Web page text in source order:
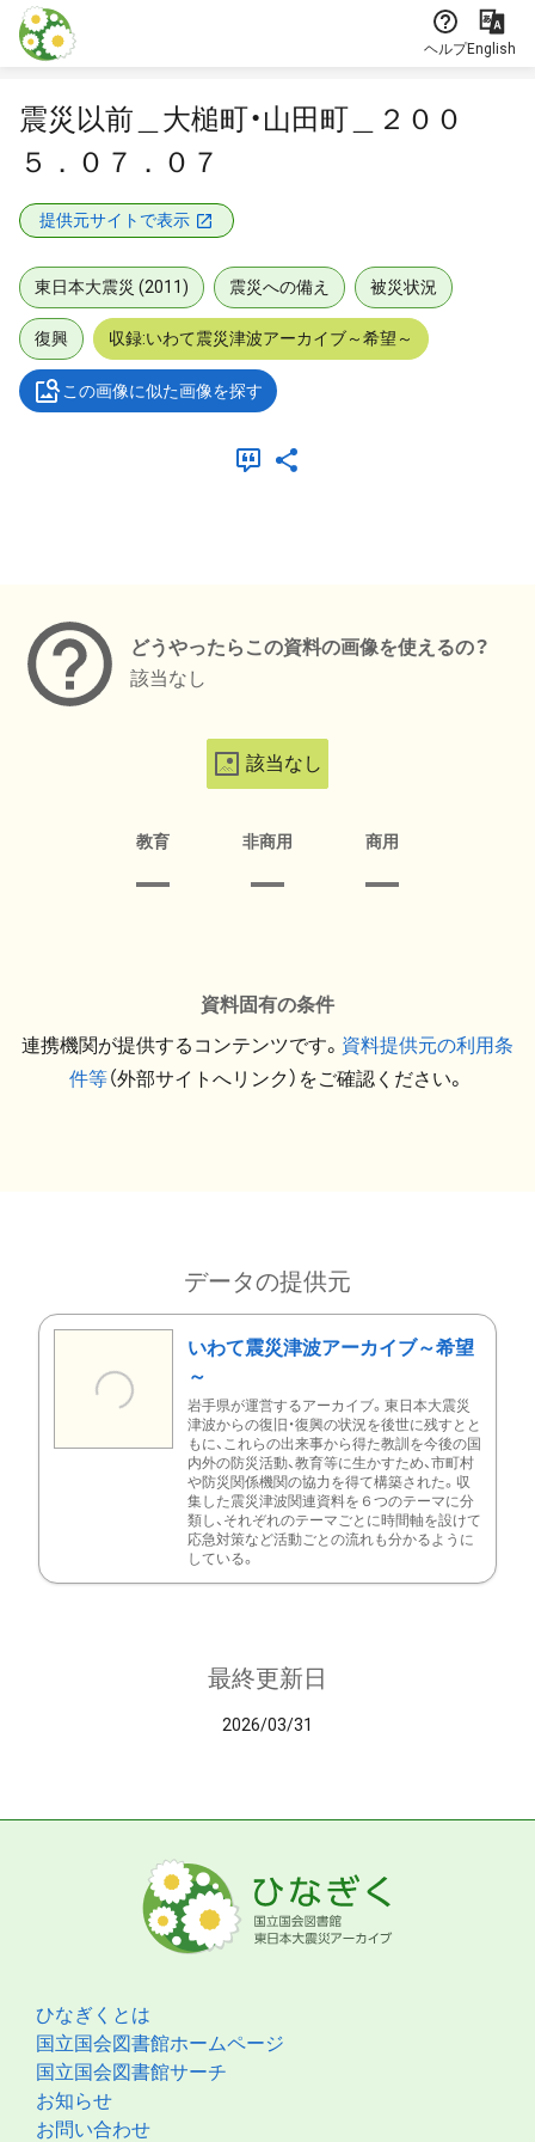
本文に飛ぶ
ヘルプEnglish
震災以前＿大槌町・山田町＿２００
５．０７．０７
提供元サイトで表示
東日本大震災 (2011) 震災への備え 被災状況
復興 収録:いわて震災津波アーカイブ～希望～
この画像に似た画像を探す
どうやったらこの資料の画像を使えるの？
該当なし
該当なし
教育 非商用 商用
資料固有の条件
連携機関が提供するコンテンツです。 資料提供元の利用条
件等（外部サイトへリンク）をご確認ください。
データの提供元
いわて震災津波アーカイブ～希望
～
岩手県が運営するアーカイブ。東日本大震災
津波からの復旧・復興の状況を後世に残すとと
もに、これらの出来事から得た教訓を今後の国
内外の防災活動、教育等に生かすため、市町村
や防災関係機関の協力を得て構築された。収
集した震災津波関連資料を６つのテーマに分
類し、それぞれのテーマごとに時間軸を設けて
応急対策など活動ごとの流れも分かるように
している。
最終更新日
2026/03/31
ひなぎくとは
国立国会図書館ホームページ
国立国会図書館サーチ
お知らせ
お問い合わせ